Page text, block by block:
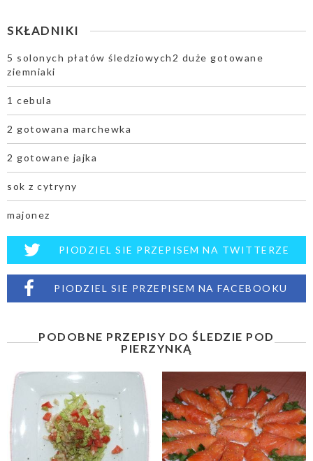
SKŁADNIKI
5 solonych płatów śledziowych2 duże gotowane
ziemniaki
1 cebula
2 gotowana marchewka
2 gotowane jajka
sok z cytryny
majonez
PIODZIEL SIE PRZEPISEM NA TWITTERZE
PIODZIEL SIE PRZEPISEM NA FACEBOOKU
PODOBNE PRZEPISY DO ŚLEDZIE POD
PIERZYNKĄ